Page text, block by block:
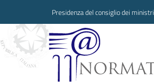
Presidenza del consiglio dei ministri